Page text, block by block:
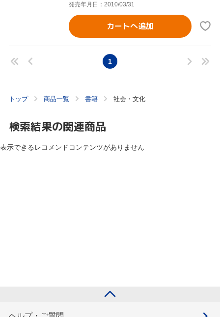
発売年月日：2010/03/31
カートへ追加
1
トップ 商品一覧 書籍 社会・文化
検索結果の関連商品
表示できるレコメンドコンテンツがありません